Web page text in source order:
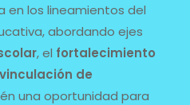
en los lineamientos del
abordando ejes
, el fortalecimiento
de
una oportunidad para